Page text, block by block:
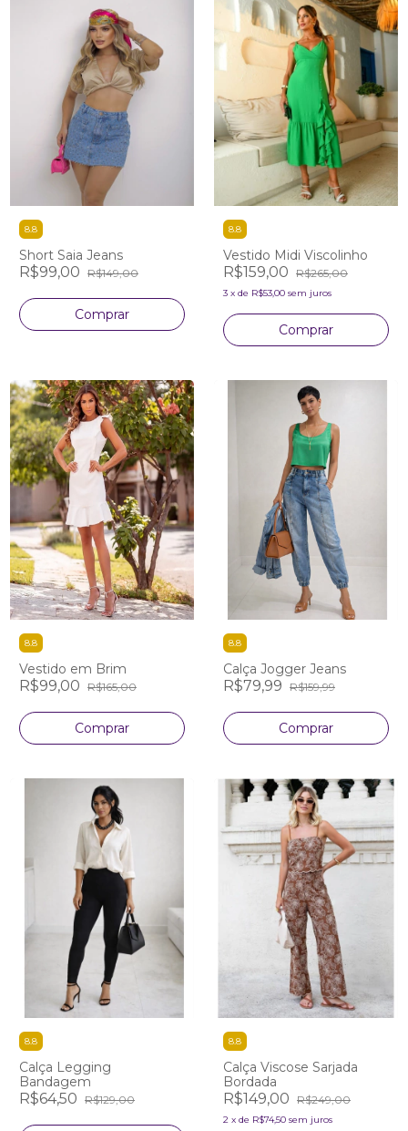
8.8
Short Saia Jeans
R$99,00 R$149,00
Comprar
8.8
Vestido Midi Viscolinho
R$159,00 R$265,00
3 x de R$53,00 sem juros
Comprar
8.8
Vestido em Brim
R$99,00 R$165,00
Comprar
8.8
Calça Jogger Jeans
R$79,99 R$159,99
Comprar
8.8
Calça Legging
Bandagem
R$64,50 R$129,00
8.8
Calça Viscose Sarjada
Bordada
R$149,00 R$249,00
2 x de R$74,50 sem juros